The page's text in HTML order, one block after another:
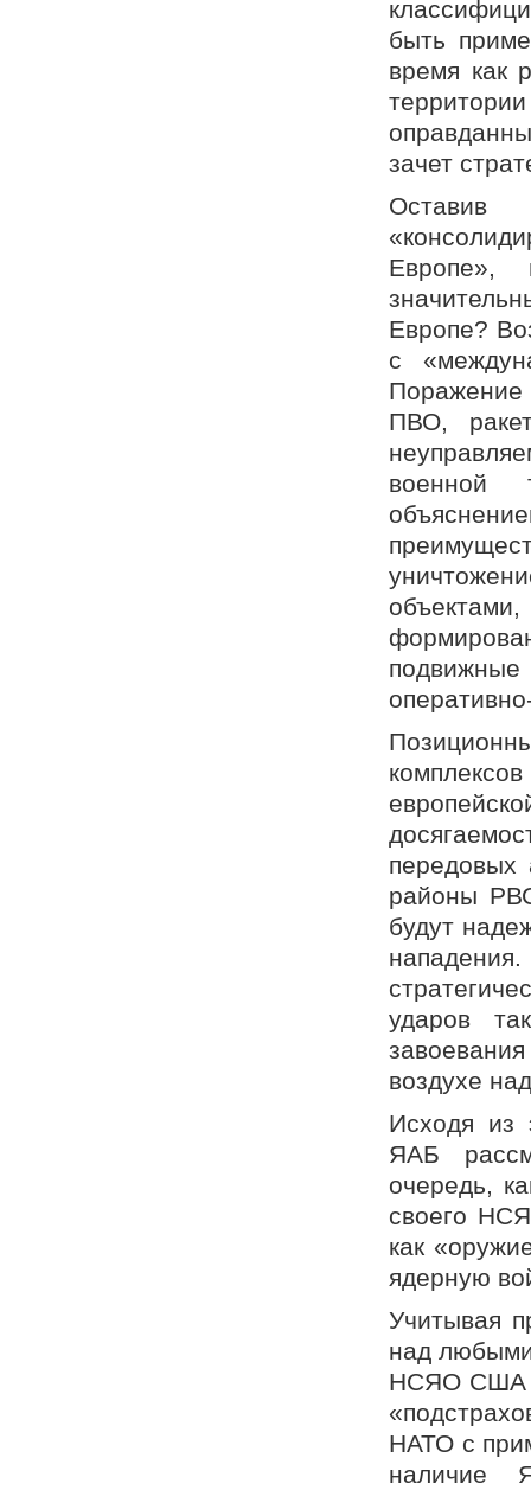
быть
время как
зачет
Оставив
Европе»,
Европе?
с
Поражение
ПВО,
военной
передовых
районы
будут
ударов
воздухе
Исходя из
ЯАБ
очередь,
своего
как
ядерную
Учитывая
над
НСЯО США
НАТО с
наличие